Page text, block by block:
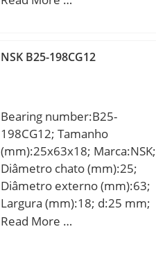
básica (C0):2,6 kN; Velocidad
NSK B25-198CG12
Bearing number:B25-
198CG12; Tamanho
(mm):25x63x18; Marca:NSK;
Diâmetro chato (mm):25;
Diâmetro externo (mm):63;
Largura (mm):18; d:25 mm;
D:63 mm; B:18 mm;
Read More …